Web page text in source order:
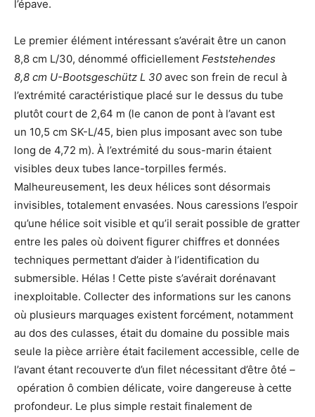
l’épave.
Le premier élément intéressant s’avérait être un canon
8,8 cm L/30, dénommé officiellement Feststehendes
8,8 cm U-Bootsgeschütz L 30 avec son frein de recul à
l’extrémité caractéristique placé sur le dessus du tube
plutôt court de 2,64 m (le canon de pont à l’avant est
un 10,5 cm SK-L/45, bien plus imposant avec son tube
long de 4,72 m). À l’extrémité du sous-marin étaient
visibles deux tubes lance-torpilles fermés.
Malheureusement, les deux hélices sont désormais
invisibles, totalement envasées. Nous caressions l’espoir
qu’une hélice soit visible et qu’il serait possible de gratter
entre les pales où doivent figurer chiffres et données
techniques permettant d’aider à l’identification du
submersible. Hélas ! Cette piste s’avérait dorénavant
inexploitable. Collecter des informations sur les canons
où plusieurs marquages existent forcément, notamment
au dos des culasses, était du domaine du possible mais
seule la pièce arrière était facilement accessible, celle de
l’avant étant recouverte d’un filet nécessitant d’être ôté –
opération ô combien délicate, voire dangereuse à cette
profondeur. Le plus simple restait finalement de